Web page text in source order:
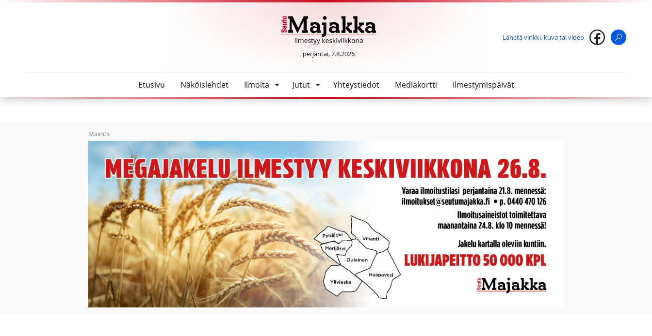
SeutuMajakka
perjantai, 7.8.2026
Lähetä vinkki, kuva tai video
Etusivu Näköislehdet Ilmoita Jutut Yhteystiedot Mediakortti Ilmestymispäivät
Mainos